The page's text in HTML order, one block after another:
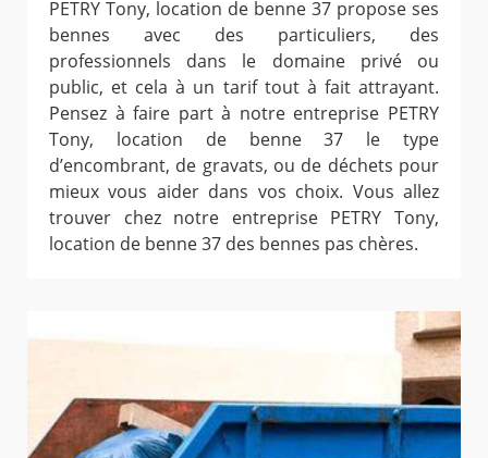
PETRY Tony, location de benne 37 propose ses
bennes avec des particuliers, des
professionnels dans le domaine privé ou
public, et cela à un tarif tout à fait attrayant.
Pensez à faire part à notre entreprise PETRY
Tony, location de benne 37 le type
d’encombrant, de gravats, ou de déchets pour
mieux vous aider dans vos choix. Vous allez
trouver chez notre entreprise PETRY Tony,
location de benne 37 des bennes pas chères.